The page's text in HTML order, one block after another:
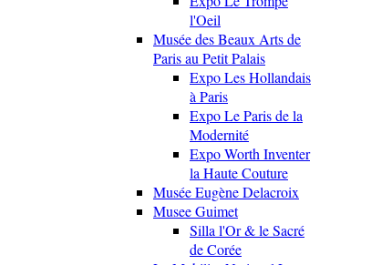
l'Oeil
Musée des Beaux Arts de
Paris au Petit Palais
Expo Les Hollandais
à Paris
Expo Le Paris de la
Modernité
Expo Worth Inventer
la Haute Couture
Musée Eugène Delacroix
Musee Guimet
Silla l'Or & le Sacré
de Corée